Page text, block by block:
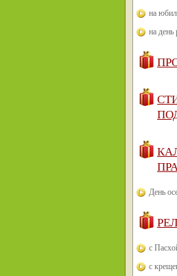
на
на день
День
с
с